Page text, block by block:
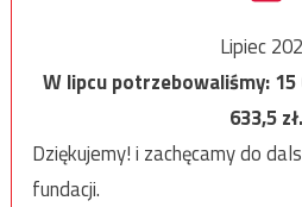
Lipiec
W lipcu potrzebowaliśmy:
633,5zł.
Dziękujemy! i zachęcamy do
fundacji.